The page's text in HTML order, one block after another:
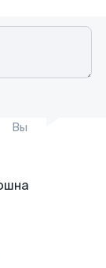
Вы